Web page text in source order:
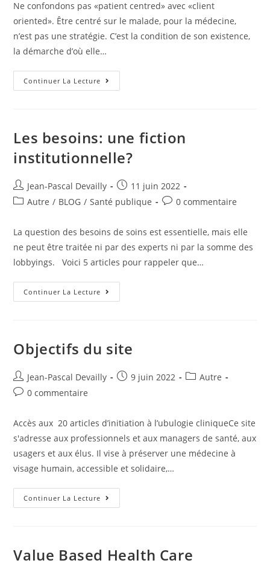
Ne confondons pas «patient centred» avec «client
oriented». Être centré sur le malade, pour la médecine,
n’est pas une stratégie. C’est la condition de son existence,
la démarche d’où elle…
Continuer La Lecture
Les besoins: une fiction
institutionnelle?
Jean-Pascal Devailly
11 juin 2022
Autre / BLOG / Santé publique 0 commentaire
La question des besoins de soins est essentielle, mais elle
ne peut être traitée ni par des experts ni par la somme des
lobbyings. Voici 5 articles pour rappeler que…
Continuer La Lecture
Objectifs du site
Jean-Pascal Devailly 9 juin 2022
Autre
0 commentaire
Accès aux 20 articles d’initiation à l’ubulogie cliniqueCe site
s'adresse aux professionnels et aux managers de santé, aux
usagers et aux élus. Il vise à préserver une médecine à
visage humain, accessible et solidaire,…
Continuer La Lecture
Value Based Health Care